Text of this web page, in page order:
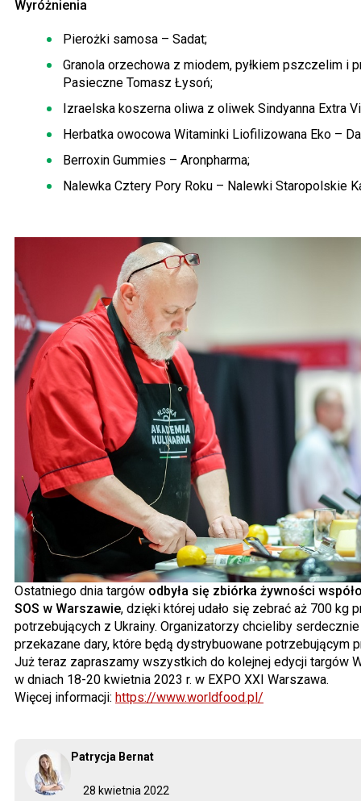
28 kwietnia 2022
Patrycja Bernat
Wyróżnienia
Pierożki samosa – Sadat;
Granola orzechowa z miodem, pyłkiem pszczelim i
Pasieczne Tomasz Łysoń;
Izraelska koszerna oliwa z oliwek Sindyanna Extra
Herbatka owocowa Witaminki Liofilizowana Eko –
Berroxin Gummies – Aronpharma;
Nalewka Cztery Pory Roku – Nalewki Staropolskie
Ostatniego dnia targów odbyła się zbiórka żywności
SOS w Warszawie, dzięki której udało się zebrać aż 700 kg
potrzebujących z Ukrainy. Organizatorzy chcieliby
przekazane dary, które będą dystrybuowane potrzebującym
Już teraz zapraszamy wszystkich do kolejnej edycji targów
w dniach 18-20 kwietnia 2023 r. w EXPO XXI Warszawa.
Więcej informacji: https://www.worldfood.pl/